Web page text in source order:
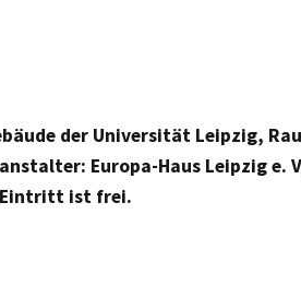
der Universität Leipzig,
Europa-Haus Leipzig e.
Eintritt ist frei.